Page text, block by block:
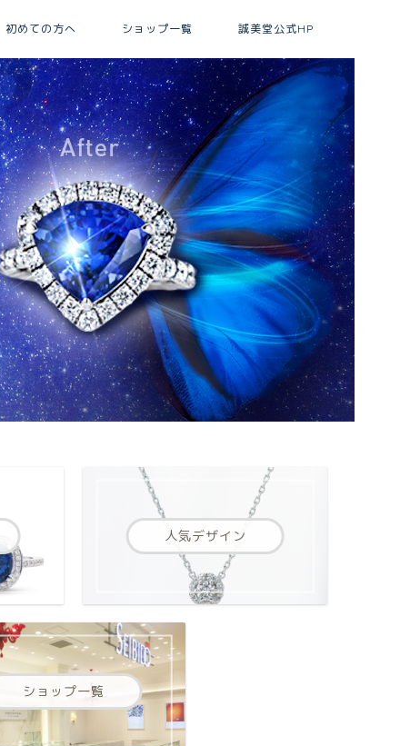
初めての方へ ショップ一覧 誠美堂公式HP
人気デザイン
ショップ一覧